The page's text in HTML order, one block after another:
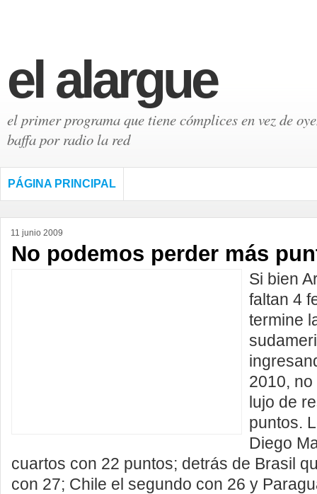
el alargue
el primer programa que tiene cómplices en vez de
baffa por radio la red
PÁGINA PRINCIPAL
11 junio 2009
No podemos perder más
Si bien
faltan 4
termine
2010,
lujo de
puntos.
Diego
cuartos con 22 puntos; detrás de Brasil
con 27; Chile el segundo con 26 y